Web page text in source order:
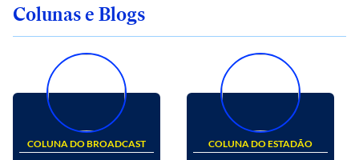
Colunas e Blogs
COLUNA DO BROADCAST COLUNA DO ESTADÃO